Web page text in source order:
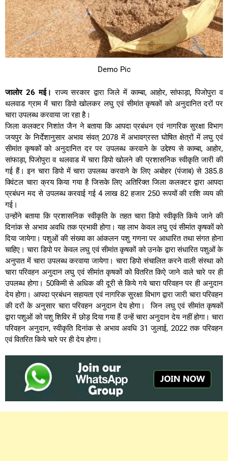
Demo Pic
जालोर 26 मई। राज्य सरकार द्वारा जिले में काम्बा, आहोर, सांफाड़ा, पिजोपुरा व
थलवाड ग्राम में चारा डिपो खोलकर लघु एवं सीमांत कृषकों को अनुदानित दरों पर
चारा उपलब्ध करवाया जा रहा है।
जिला कलक्टर निशांत जैन ने बताया कि आपदा प्रबंधन एवं नागरिक सुरक्षा विभाग
जयपुर के निर्देशानुसार अभाव संवत् 2078 में अभावग्रस्त घोषित क्षेत्रों में लघु एवं
सीमांत कृषकों को अनुदानित दर पर उपलब्ध करवाने के उद्देश्य से काम्बा, आहोर,
सांफाड़ा, पिजोपुरा व थलवाड में चारा डिपो खोलने की प्रशासनिक स्वीकृति जारी की
गई हैं। इन चारा डिपो में चारा उपलब्ध करवाने के लिए अबोहर (पंजाब) से 385.8
क्विंटल चारा क्रय किया गया है जिसके लिए अतिरिक्त जिला कलक्टर द्वारा आपदा
प्रबंधन मद से उपलब्ध करवाई गई 4 लाख 82 हजार 250 रूपयों की राशि व्यय की
गई।
उन्होंने बताया कि प्रशासनिक स्वीकृति के तहत चारा डिपो स्वीकृति किये जाने की
दिनांक से अभाव अवधि तक प्रभावी होगा। यह लाभ केवल लघु एवं सीमांत कृषकों को
दिया जायेगा। पशुओं की संख्या का आंकलन पशु गणना पर आधारित तथा संगत होना
चाहिए। चारा डिपो पर केवल लघु एवं सीमांत कृषकों को उनके द्वारा संधारित पशुओं के
अनुपात में चारा उपलब्ध करवाया जायेगा। चारा डिपो संचालित करने वाली संस्था को
चारा परिवहन अनुदान लघु एवं सीमांत कृषकों को वितरित किऐ जाने वाले चारे पर ही
उपलब्ध होगा। 50किमी से अधिक की दूरी से किये गये चारा परिवहन पर ही अनुदान
देय होगा। आपदा प्रबंधन सहायता एवं नागरिक सुरक्षा विभाग द्वारा जारी चारा परिवहन
की दरों के अनुसार चारा परिवहन अनुदान देय होगा। जिन लघु एवं सीमांत कृषकों
द्वारा पशुओं को पशु शिविर में छोड़ दिया गया हैं उन्हें चारा अनुदान देय नहीं होगा। चारा
परिवहन अनुदान, स्वीकृति दिनांक से अभाव अवधि 31 जुलाई, 2022 तक परिवहन
एवं वितरित किये चारे पर ही देय होगा।